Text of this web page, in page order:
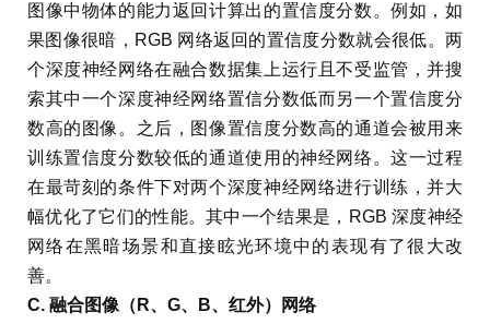
图像中物体的能力返回计算出的置信度分数。例如，如
果图像很暗，RGB 网络返回的置信度分数就会很低。两
个深度神经网络在融合数据集上运行且不受监管，并搜
索其中一个深度神经网络置信分数低而另一个置信度分
数高的图像。之后，图像置信度分数高的通道会被用来
训练置信度分数较低的通道使用的神经网络。这一过程
在最苛刻的条件下对两个深度神经网络进行训练，并大
幅优化了它们的性能。其中一个结果是，RGB 深度神经
网络在黑暗场景和直接眩光环境中的表现有了很大改
善。
C. 融合图像（R、G、B、红外）网络